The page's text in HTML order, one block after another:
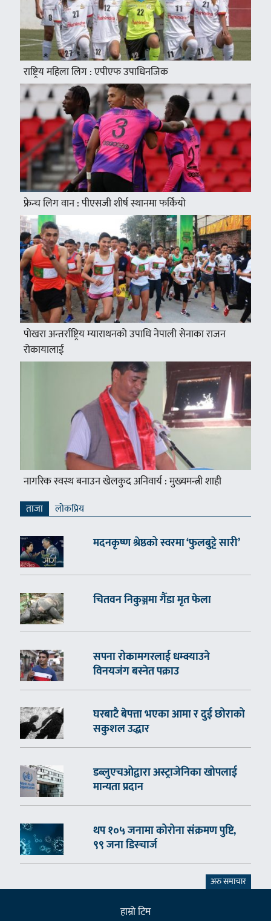
राष्ट्रिय महिला लिग : एपीएफ उपाधिनजिक
फ्रेन्च लिग वान : पीएसजी शीर्ष स्थानमा फर्कियो
पोखरा अन्तर्राष्ट्रिय म्याराथनको उपाधि नेपाली सेनाका राजन
रोकायालाई
नागरिक स्वस्थ बनाउन खेलकुद अनिवार्य : मुख्यमन्त्री शाही
ताजा लाेकप्रिय
मदनकृष्ण श्रेष्ठको स्वरमा ‘फुलबुट्टे सारी’
चितवन निकुञ्जमा गैँडा मृत फेला
सपना रोकामगरलाई धम्क्याउने
विनयजंग बस्नेत पक्राउ
घरबाटै बेपत्ता भएका आमा र दुई छोराको
सकुशल उद्धार
डब्लुएचओद्वारा अस्ट्राजेनिका खोपलाई
मान्यता प्रदान
थप १०५ जनामा कोरोना संक्रमण पुष्टि,
९९ जना डिस्चार्ज
अरु समाचार
हाम्राे टिम